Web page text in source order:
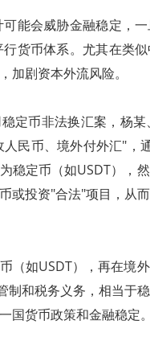
能会威胁金融稳定，
货币体系。尤其在类
加剧资本外流风险。
定币非法换汇案，杨
民币、境外付外汇"，
稳定币（如USDT），
或投资"合法"项目，从
（如USDT），再在境
和税务义务，相当于
货币政策和金融稳定。